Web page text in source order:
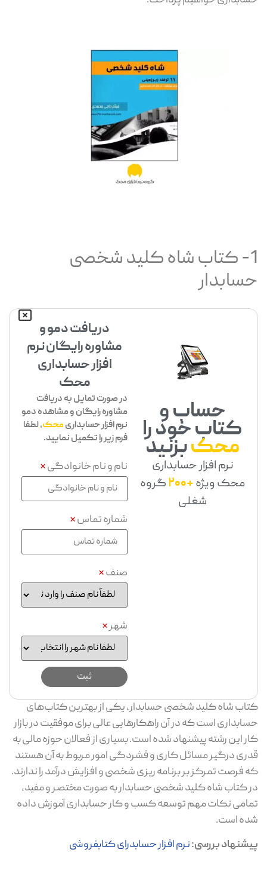
1- کتاب شاه کلید شخصی
حسابدار
حساب و
کتاب خود را
محکبزنید
نرم افزار حسابداری
محک ویژه+200
گروه
شغلی
دریافت دمو و
مشاوره رایگان نرم
افزار حسابداری
محک
در صورت تمایل به دریافت
مشاوره رایگان و مشاهده دمو
نرم افزار حسابداریمحک، لطفا
فرم زیر را تکمیل نمایید.
نام و نام خانوادگی*
شماره تماس*
صنف*
شهر*
کتاب شاه کلید شخصی حسابدار، یکی از بهترین کتاب‌های
حسابداری است که در آن راهکارهایی عالی برای موفقیت در بازار
کار این رشته پیشنهاد شده است. بسیاری از فعالان حوزه مالی به
قدری درگیر مسائل کاری و فشردگی امور مربوط به آن هستند
که فرصت تمرکز بر برنامه ریزی شخصی و افزایش درآمد را ندارند.
در کتاب شاه کلید شخصی حسابدار به صورت مختصر و مفید،
تمامی نکات مهم توسعه کسب و کار حسابداری آموزش داده
شده است.
پیشنهاد بررسی:نرم افزار حسابدرای کتابفروشی